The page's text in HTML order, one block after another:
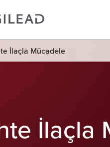
İlaçla Mücadele
İlaçla